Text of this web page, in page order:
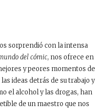
sorprendió con la intensa
del cómic, nos ofrece en
y peores momentos de
ideas detrás de su trabajo y
el alcohol y las drogas, han
de un maestro que nos